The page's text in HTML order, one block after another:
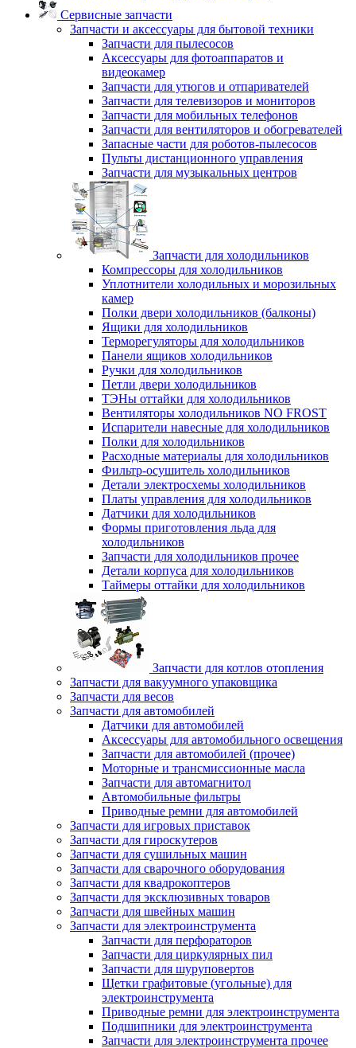
Сервисные запчасти
Запчасти и аксессуары для бытовой техники
Запчасти для пылесосов
Аксессуары для фотоаппаратов и
видеокамер
Запчасти для утюгов и отпаривателей
Запчасти для телевизоров и мониторов
Запчасти для мобильных телефонов
Запчасти для вентиляторов и обогревателей
Запасные части для роботов-пылесосов
Пульты дистанционного управления
Запчасти для музыкальных центров
Запчасти для холодильников
Компрессоры для холодильников
Уплотнители холодильных и морозильных
камер
Полки двери холодильников (балконы)
Ящики для холодильников
Терморегуляторы для холодильников
Панели ящиков холодильников
Ручки для холодильников
Петли двери холодильников
ТЭНы оттайки для холодильников
Вентиляторы холодильников NO FROST
Испарители навесные для холодильников
Полки для холодильников
Расходные материалы для холодильников
Фильтр-осушитель холодильников
Детали электросхемы холодильников
Платы управления для холодильников
Датчики для холодильников
Формы приготовления льда для
холодильников
Запчасти для холодильников прочее
Детали корпуса для холодильников
Таймеры оттайки для холодильников
Запчасти для котлов отопления
Запчасти для вакуумного упаковщика
Запчасти для весов
Запчасти для автомобилей
Датчики для автомобилей
Аксессуары для автомобильного освещения
Запчасти для автомобилей (прочее)
Моторные и трансмиссионные масла
Запчасти для автомагнитол
Автомобильные фильтры
Приводные ремни для автомобилей
Запчасти для игровых приставок
Запчасти для гироскутеров
Запчасти для сушильных машин
Запчасти для сварочного оборудования
Запчасти для квадрокоптеров
Запчасти для эксклюзивных товаров
Запчасти для швейных машин
Запчасти для электроинструмента
Запчасти для перфораторов
Запчасти для циркулярных пил
Запчасти для шуруповертов
Щетки графитовые (угольные) для
электроинструмента
Приводные ремни для электроинструмента
Подшипники для электроинструмента
Запчасти для электроинструмента прочее